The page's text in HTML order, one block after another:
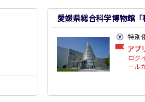
愛媛県総合科学博物館「
特別
アプ
ログ
ール